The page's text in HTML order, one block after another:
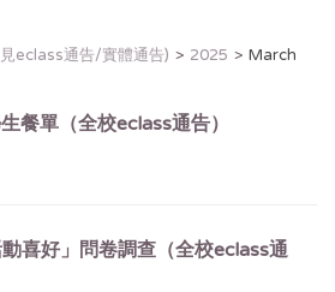
eclass通告/實體通告) 2025 March
餐單（全校eclass通告）
喜好」問卷調查（全校eclass通